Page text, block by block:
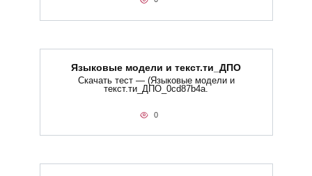
Языковые модели и текст.ти_ДПО
Скачать тест — (Языковые модели и
текст.ти_ДПО_0cd87b4a.
0